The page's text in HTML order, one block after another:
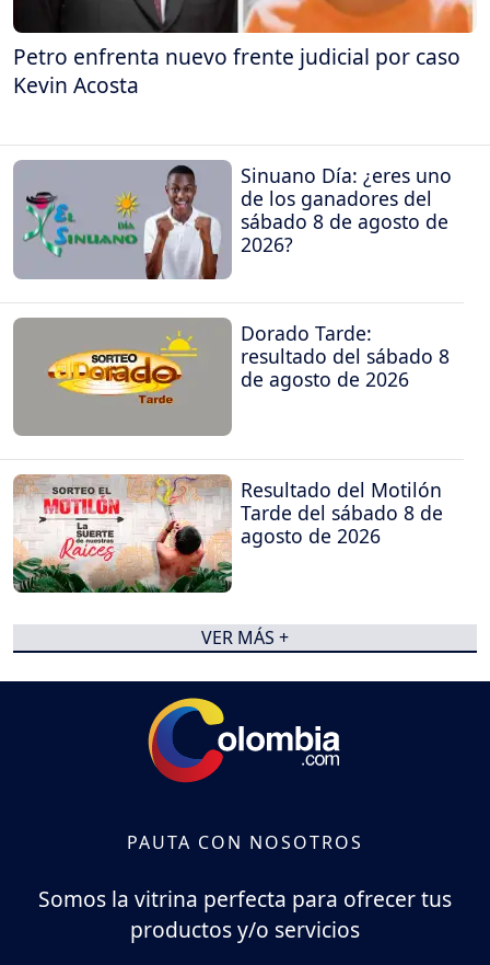
Petro enfrenta nuevo frente judicial por caso
Kevin Acosta
Sinuano Día: ¿eres uno
de los ganadores del
sábado 8 de agosto de
2026?
Dorado Tarde:
resultado del sábado 8
de agosto de 2026
Resultado del Motilón
Tarde del sábado 8 de
agosto de 2026
VER MÁS +
PAUTA CON NOSOTROS
Somos la vitrina perfecta para ofrecer tus
productos y/o servicios